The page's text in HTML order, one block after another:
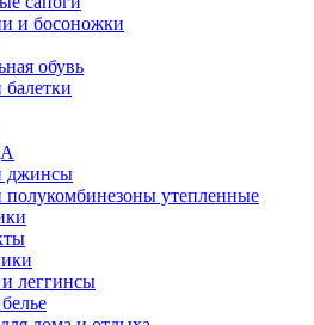
и босоножки
обувь
джинсы
утепленные
леггинсы